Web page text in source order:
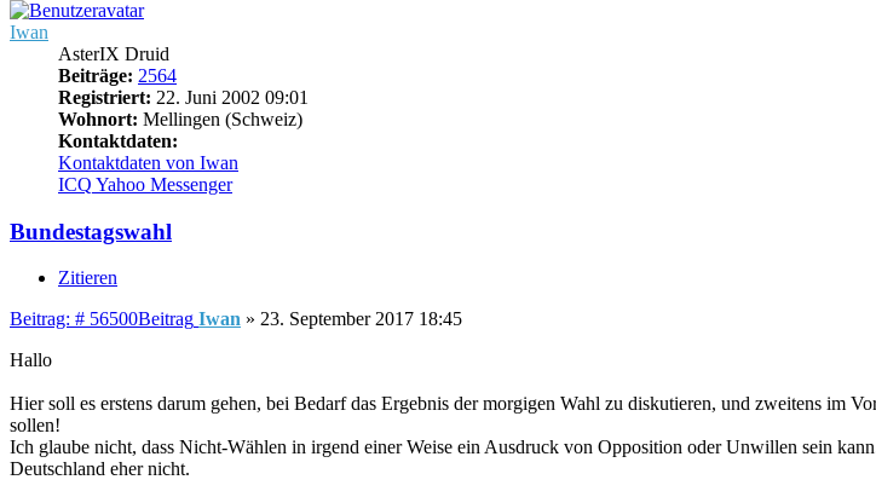
Iwan
AsterIX Druid
Beiträge: 2564
Registriert: 22. Juni 2002 09:01
Wohnort: Mellingen (Schweiz)
Kontaktdaten:
Kontaktdaten von Iwan
ICQ Yahoo Messenger
Bundestagswahl
Zitieren
Beitrag: # 56500Beitrag Iwan » 23. September 2017 18:45
Hallo
Hier soll es erstens darum gehen, bei Bedarf das Ergebnis der morgigen Wahl zu diskutieren, und zweitens im
sollen!
Ich glaube nicht, dass Nicht-Wählen in irgend einer Weise ein Ausdruck von Opposition oder Unwillen sein
Deutschland eher nicht.